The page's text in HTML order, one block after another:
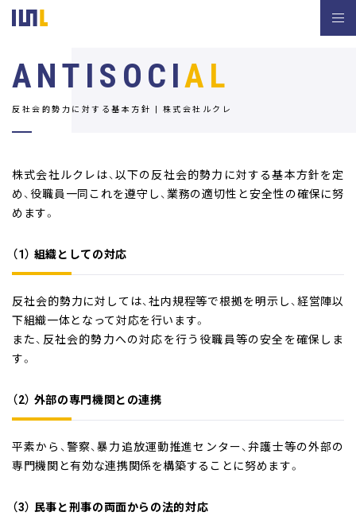
ANTISOCIAL
反社会的勢力に対する基本方針 | 株式会社ルクレ
株式会社ルクレは、以下の反社会的勢力に対する基本方針を定
め、役職員一同これを遵守し、業務の適切性と安全性の確保に努
めます。
（1） 組織としての対応
反社会的勢力に対しては、社内規程等で根拠を明示し、経営陣以
下組織一体となって対応を行います。
また、反社会的勢力への対応を行う役職員等の安全を確保しま
す。
（2） 外部の専門機関との連携
平素から、警察、暴力追放運動推進センター、弁護士等の外部の
専門機関と有効な連携関係を構築することに努めます。
（3） 民事と刑事の両面からの法的対応